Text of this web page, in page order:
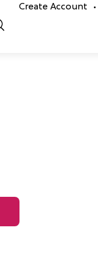
Create Account •